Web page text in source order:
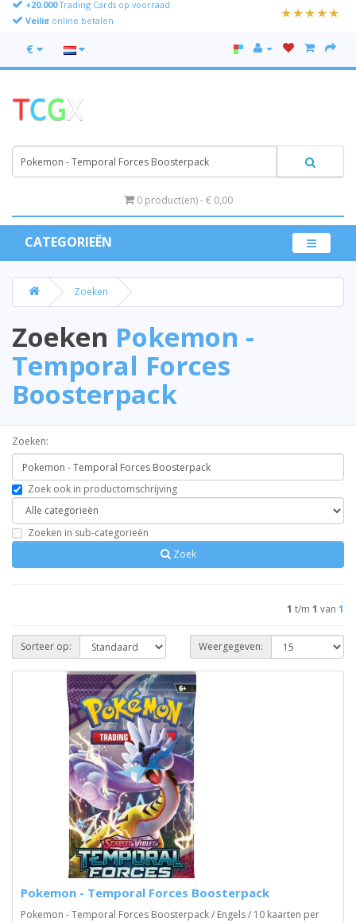
Veilig online betalen
€
0 product(en) - € 0,00
CATEGORIEËN
Zoeken
Zoeken Pokemon -
Temporal Forces
Boosterpack
Zoeken:
Zoek ook in productomschrijving
Zoeken in sub-categorieën
Zoek
1 t/m 1 van 1
Sorteer op: Weergegeven:
Pokemon - Temporal Forces Boosterpack
Pokemon - Temporal Forces Boosterpack / Engels / 10 kaarten per